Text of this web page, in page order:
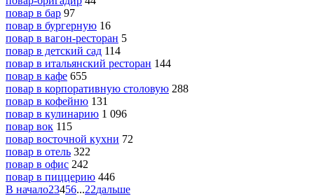
повар в бар 97
повар в бургерную 16
повар в вагон-ресторан 5
повар в детский сад 114
повар в итальянский ресторан 144
повар в кафе 655
повар в корпоративную столовую 288
повар в кофейню 131
повар в кулинарию 1 096
повар вок 115
повар восточной кухни 72
повар в отель 322
повар в офис 242
повар в пиццерию 446
В начало23456...22дальше